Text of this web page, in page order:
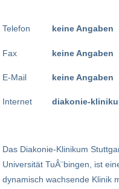
Telefon
Fax
E-Mail
Internet
keine Angaben
keine Angaben
keine Angaben
diakonie-
Das Diakonie-Klinikum
Universität TuÂ¨bingen, ist
dynamisch wachsende Klinik